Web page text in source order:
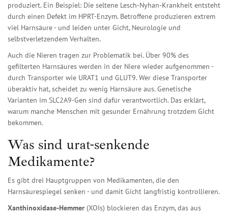
produziert. Ein Beispiel: Die seltene Lesch-Nyhan-Krankheit entsteht
durch einen Defekt im HPRT-Enzym. Betroffene produzieren extrem
viel Harnsäure - und leiden unter Gicht, Neurologie und
selbstverletzendem Verhalten.
Auch die Nieren tragen zur Problematik bei. Über 90% des
gefilterten Harnsäures werden in der Niere wieder aufgenommen -
durch Transporter wie URAT1 und GLUT9. Wer diese Transporter
überaktiv hat, scheidet zu wenig Harnsäure aus. Genetische
Varianten im SLC2A9-Gen sind dafür verantwortlich. Das erklärt,
warum manche Menschen mit gesunder Ernährung trotzdem Gicht
bekommen.
Was sind urat-senkende
Medikamente?
Es gibt drei Hauptgruppen von Medikamenten, die den
Harnsäurespiegel senken - und damit Gicht langfristig kontrollieren.
Xanthinoxidase-Hemmer (XOIs) blockieren das Enzym, das aus